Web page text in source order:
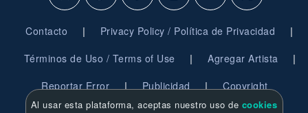
Contacto | Privacy Policy / Política de Privacidad |
Términos de Uso / Terms of Use | Agregar Artista |
Reportar Error | Publicidad | Copyright
Al usar esta plataforma, aceptas nuestro uso de cookies